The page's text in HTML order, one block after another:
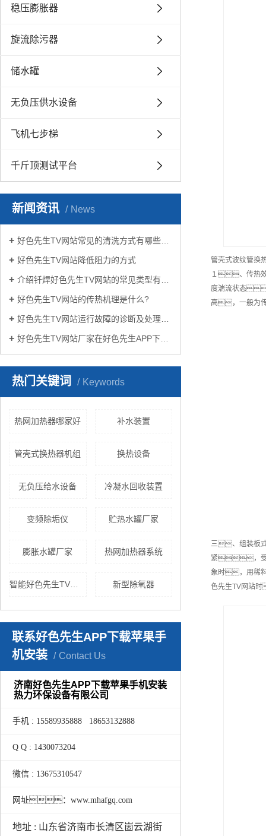
稳压膨胀器
旋流除污器
储水罐
无负压供水设备
飞机七步梯
千斤顶测试平台
新闻资讯 News
好色先生TV网站常见的清洗方式有哪些？
好色先生TV网站降低阻力的方式
介绍钎焊好色先生TV网站的常见类型有哪些
好色先生TV网站的传热机理是什么?
好色先生TV网站运行故障的诊断及处理方法
好色先生TV网站厂家在好色先生APP下载苹果手机安装生活中有哪些作用？
热门关键词 Keywords
热网加热器哪家好 补水装置
管壳式换热器机组 换热设备
无负压给水设备 冷凝水回收装置
变频除垢仪 贮热水罐厂家
膨胀水罐厂家 热网加热器系统
新型除氧器
联系好色先生APP下载苹果手
机安装
Contact Us
济南好色先生APP下载苹果手机安装
热力环保设备有限公司
手机 : 15589935888 18653132888
Q Q : 1430073204
微信 : 13675310547
网址：www.mhafgq.com
地址 : 山东省济南市长清区崮云湖街
管壳式波纹管
１、传热
度湍流状态
高，一般
三、组装板
紧，受
象时，用稀
色先生TV网站